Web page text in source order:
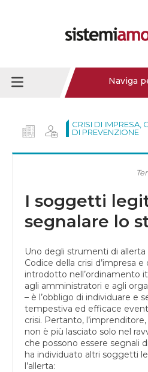
Naviga
CRISI DI IMPRESA,
DI PREVENZIONE
I soggetti
segnalare lo
Uno degli strumenti di
Codice della crisi d’impresa e
introdotto nell’ordinamento
agli amministratori e agli
– è l’obbligo di individuare e
tempestiva ed efficace
crisi. Pertanto,
non è più lasciato solo nel
che possono essere segnali
ha individuato altri soggetti
l’allerta: